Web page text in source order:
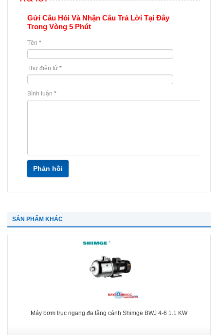
Gửi Câu Hỏi Và Nhận Câu Trả Lời Tại Đây
Trong Vòng 5 Phút
Tên *
Thư điện tử *
Bình luận *
Phản hồi
SẢN PHẨM KHÁC
Máy bơm trục ngang đa tầng cánh Shimge BWJ 4-6 1.1 KW